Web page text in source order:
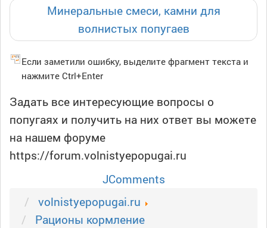
Минеральные смеси, камни для
волнистых попугаев
Если заметили ошибку, выделите фрагмент текста и
нажмите Ctrl+Enter
Задать все интересующие вопросы о
попугаях и получить на них ответ вы можете
на нашем форуме
https://forum.volnistyepopugai.ru
JComments
volnistyepopugai.ru
Рационы кормление